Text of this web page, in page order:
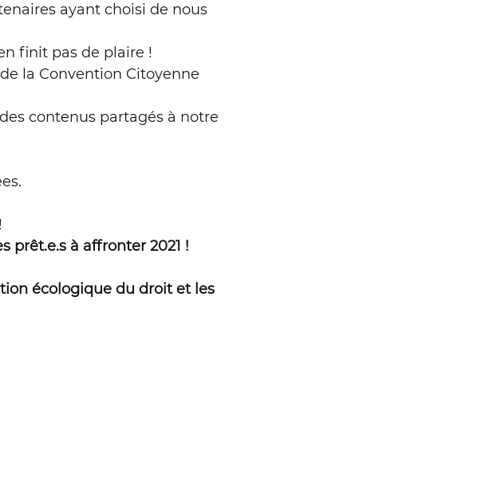
ayant choisi de nous
finit pas de plaire !
la Convention Citoyenne
contenus partagés à notre
prêt.e.s à affronter 2021 !
écologique du droit et les